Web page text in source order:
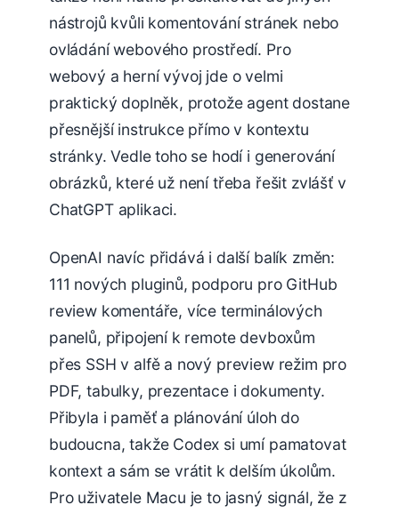
nástrojů kvůli komentování stránek nebo
ovládání webového prostředí. Pro
webový a herní vývoj jde o velmi
praktický doplněk, protože agent dostane
přesnější instrukce přímo v kontextu
stránky. Vedle toho se hodí i generování
obrázků, které už není třeba řešit zvlášť v
ChatGPT aplikaci.
OpenAI navíc přidává i další balík změn:
111 nových pluginů, podporu pro GitHub
review komentáře, více terminálových
panelů, připojení k remote devboxům
přes SSH v alfě a nový preview režim pro
PDF, tabulky, prezentace i dokumenty.
Přibyla i paměť a plánování úloh do
budoucna, takže Codex si umí pamatovat
kontext a sám se vrátit k delším úkolům.
Pro uživatele Macu je to jasný signál, že z